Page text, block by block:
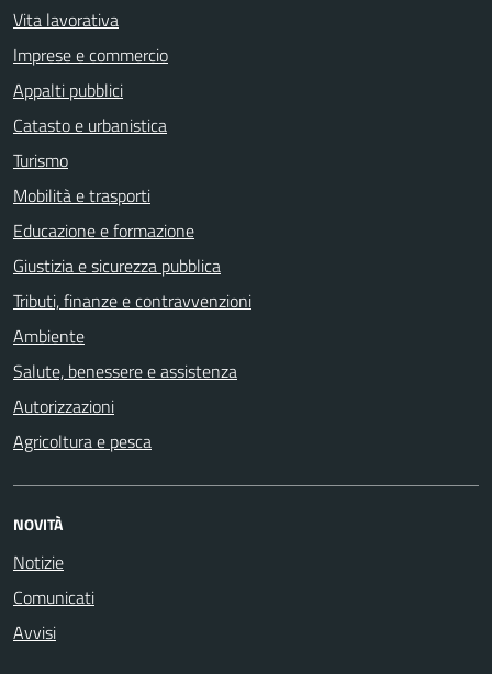
Vita lavorativa
Imprese e commercio
Appalti pubblici
Catasto e urbanistica
Turismo
Mobilità e trasporti
Educazione e formazione
Giustizia e sicurezza pubblica
Tributi, finanze e contravvenzioni
Ambiente
Salute, benessere e assistenza
Autorizzazioni
Agricoltura e pesca
NOVITÀ
Notizie
Comunicati
Avvisi